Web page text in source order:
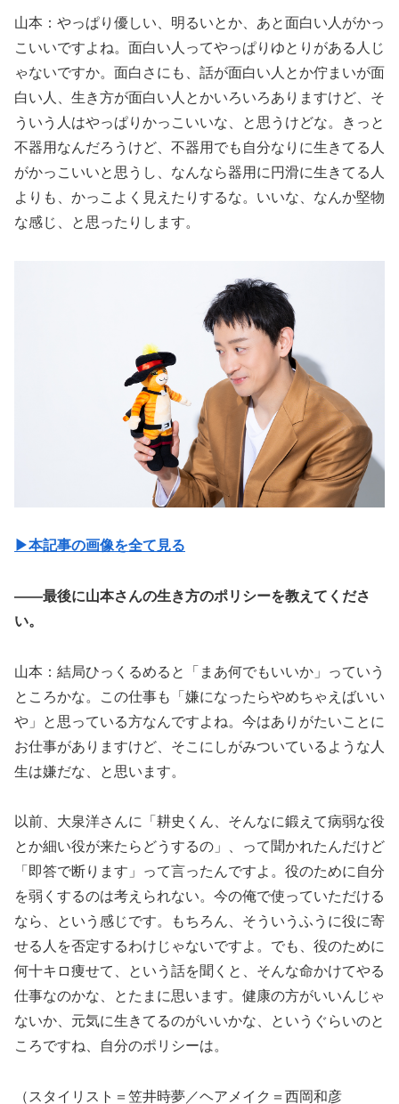
山本：やっぱり優しい、明るいとか、あと面白い人がかっ
こいいですよね。面白い人ってやっぱりゆとりがある人じ
ゃないですか。面白さにも、話が面白い人とか佇まいが面
白い人、生き方が面白い人とかいろいろありますけど、そ
ういう人はやっぱりかっこいいな、と思うけどな。きっと
不器用なんだろうけど、不器用でも自分なりに生きてる人
がかっこいいと思うし、なんなら器用に円滑に生きてる人
よりも、かっこよく見えたりするな。いいな、なんか堅物
な感じ、と思ったりします。
▶︎本記事の画像を全て見る
――最後に山本さんの生き方のポリシーを教えてくださ
い。
山本：結局ひっくるめると「まあ何でもいいか」っていう
ところかな。この仕事も「嫌になったらやめちゃえばいい
や」と思っている方なんですよね。今はありがたいことに
お仕事がありますけど、そこにしがみついているような人
生は嫌だな、と思います。
以前、大泉洋さんに「耕史くん、そんなに鍛えて病弱な役
とか細い役が来たらどうするの」、って聞かれたんだけど
「即答で断ります」って言ったんですよ。役のために自分
を弱くするのは考えられない。今の俺で使っていただける
なら、という感じです。もちろん、そういうふうに役に寄
せる人を否定するわけじゃないですよ。でも、役のために
何十キロ痩せて、という話を聞くと、そんな命かけてやる
仕事なのかな、とたまに思います。健康の方がいいんじゃ
ないか、元気に生きてるのがいいかな、というぐらいのと
ころですね、自分のポリシーは。
（スタイリスト＝笠井時夢／ヘアメイク＝西岡和彦